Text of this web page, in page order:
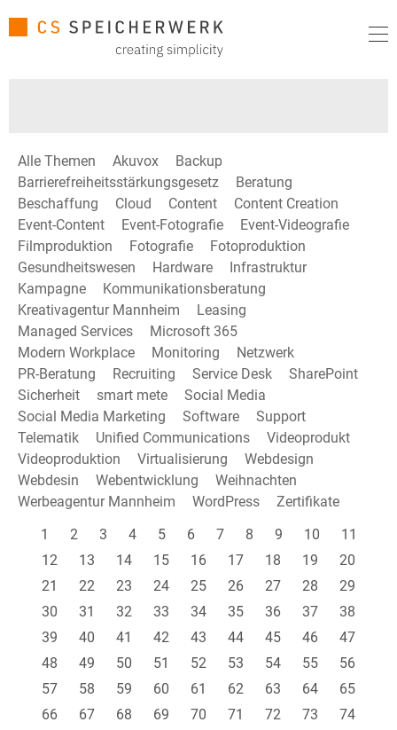
Alle Themen Akuvox
Backup
Barrierefreiheitsstärkungsgesetz
Beratung
Beschaffung
Cloud Content
Content Creation
Event-Content
Event-Fotografie
Event-Videografie
Filmproduktion
Fotografie
Fotoproduktion
Gesundheitswesen
Hardware
Infrastruktur
Kampagne
Kommunikationsberatung
Kreativagentur Mannheim
Leasing
Managed Services
Microsoft 365
Modern Workplace
Monitoring
Netzwerk
PR-Beratung
Recruiting Service Desk
SharePoint
Sicherheit
smart mete
Social Media
Social Media Marketing
Software
Support
Telematik
Unified Communications
Videoprodukt
Videoproduktion
Virtualisierung
Webdesign
Webdesin
Webentwicklung
Weihnachten
Werbeagentur Mannheim
WordPress
Zertifikate
1
2 3 4 5 6 7 8 9 10
11
12
13 14 15 16 17 18 19
20
21
22 23 24 25 26 27 28
29
30
31 32 33 34 35 36 37
38
39
40 41 42 43 44 45 46
47
48
49 50 51 52 53 54 55
56
57
58 59 60 61 62 63 64
65
66
67 68 69 70 71 72 73
74